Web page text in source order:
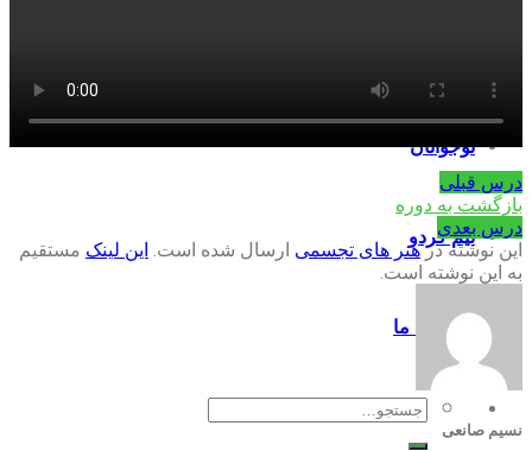
نوجوانان
تیم گردو
تماس با ما
جستجو
برای:
درس قبلی
بازگشت به دوره
درس بعدی
این نوشته درهنر های تجسمی ارسال شده است. این لینک مستقیم
به این نوشته است.
نسیم صانعی